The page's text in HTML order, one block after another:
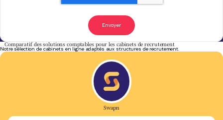
Comparatif des solutions comptables pour les cabinets de recrutement
Notre sélection de cabinets en ligne adaptés aux structures de recrutement.
Swapn